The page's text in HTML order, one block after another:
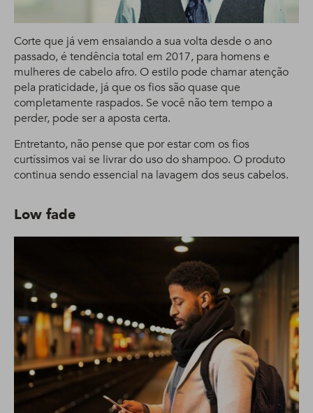
Corte que já vem ensaiando a sua volta desde o ano
passado, é tendência total em 2017, para homens e
mulheres de cabelo afro. O estilo pode chamar atenção
pela praticidade, já que os fios são quase que
completamente raspados. Se você não tem tempo a
perder, pode ser a aposta certa.
Entretanto, não pense que por estar com os fios
curtíssimos vai se livrar do uso do shampoo. O produto
continua sendo essencial na lavagem dos seus cabelos.
Low fade